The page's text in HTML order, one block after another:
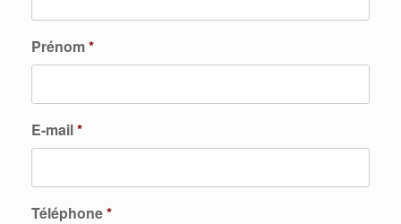
Prénom*
E-mail*
Téléphone*